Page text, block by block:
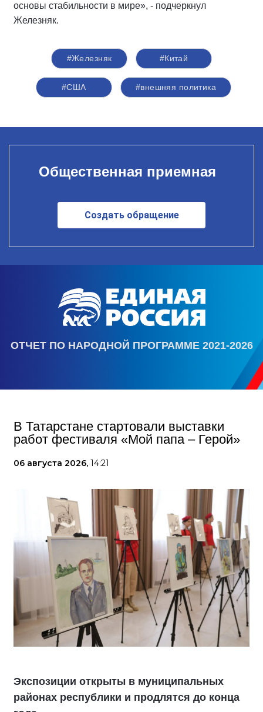
основы стабильности в мире», - подчеркнул
Железняк.
#Железняк #Китай
#США #внешняя политика
Общественная приемная
Создать обращение
ОТЧЕТ ПО НАРОДНОЙ ПРОГРАММЕ 2021-2026
В Татарстане стартовали выставки
работ фестиваля «Мой папа – Герой»
06 августа 2026, 14:21
Экспозиции открыты в муниципальных
районах республики и продлятся до конца